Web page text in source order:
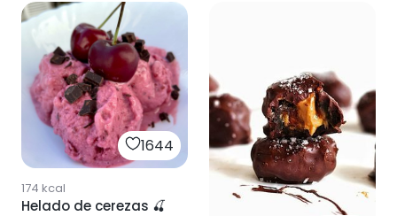
1644
174 kcal
Helado de cerezas 🍒